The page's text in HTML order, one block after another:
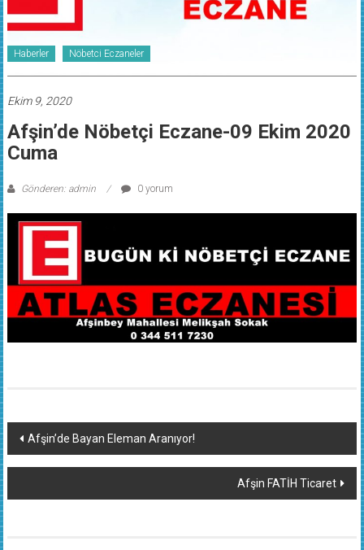
Haberler Nöbetci Eczaneler
Ekim 9, 2020
Afşin’de Nöbetçi Eczane-09 Ekim 2020
Cuma
Gönderen: admin 0 yorum
Yazı
dolaşımı
Afşin’de Bayan Eleman Aranıyor!
Afşin FATİH Ticaret